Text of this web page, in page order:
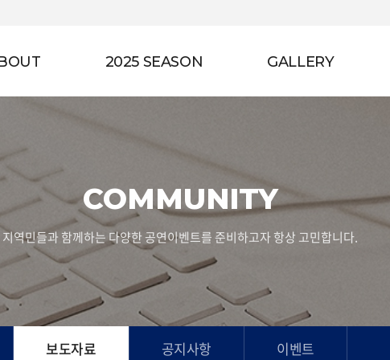
2025 SEASON GALLERY
COMMUNITY
지역민들과 함께하는 다양한 공연이벤트를 준비하고자 항상 고민합니다.
보도자료 공지사항 이벤트